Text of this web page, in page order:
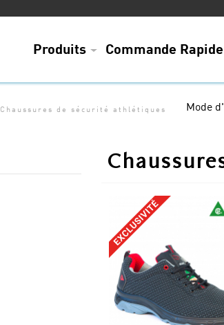
Produits Commande Rapide
Chaussures de sécurité athlétiques Mode